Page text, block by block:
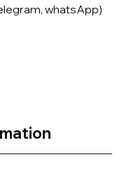
whatsApp)